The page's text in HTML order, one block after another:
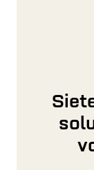
PER
Wrap vi